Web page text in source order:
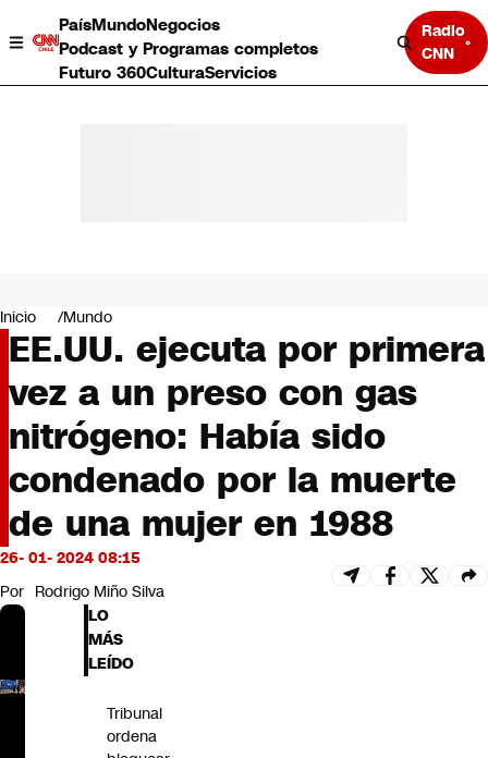
PaísMundoNegocios
Podcast y Programas completos
Futuro 360CulturaServicios
Radio
CNN
Negocios
Deportes
Programas completos
Cultura
Servicios
Bits
CNN Data
CNN tiempo
Futuro 360
Opinión
Inicio Mundo
EE.UU. ejecuta por primera
vez a un preso con gas
nitrógeno: Había sido
condenado por la muerte
de una mujer en 1988
26- 01- 2024 08:15
Por Rodrigo Miño Silva
LO
MÁS
LEÍDO
Tribunal
ordena